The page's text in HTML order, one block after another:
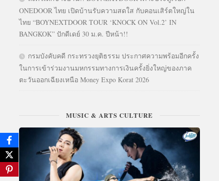
ONEDOOR ไทย เปิดบ้านรับความสดใส กับคอนเสิร์ตใหญ่ใน
ไทย “BOYNEXTDOOR TOUR ‘KNOCK ON Vol.2’ IN
BANGKOK” ปักดีเดย์ 30 ม.ค. ปีหน้า!!
กรมบังคับคดี กระทรวงยุติธรรม ประกาศความพร้อมอีกครั้ง
ในการเข้าร่วมงานมหกรรมทางการเงินครั้งยิ่งใหญ่ของภาค
ตะวันออกเฉียงเหนือ Money Expo Korat 2026
MUSIC & ARTS CULTURE